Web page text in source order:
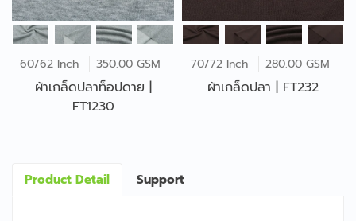
60/62 Inch 350.00 GSM
ผ้าเกล็ดปลาท็อปดาย |
FT1230
70/72 Inch 280.00 GSM
ผ้าเกล็ดปลา | FT232
Product Detail Support